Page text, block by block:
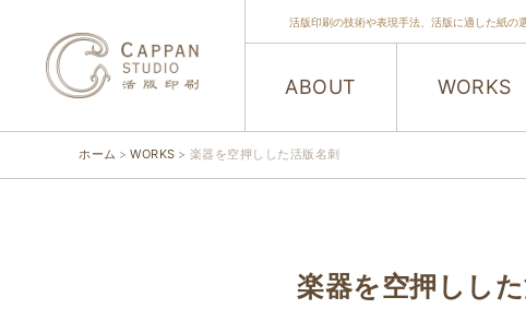
活版印刷の技術や表現手法、活版に適した紙の
ABOUT WORKS
ホーム WORKS 楽器を空押しした活版名刺
楽器を空押しし